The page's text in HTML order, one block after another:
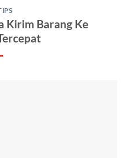
Kirim Barang Ke